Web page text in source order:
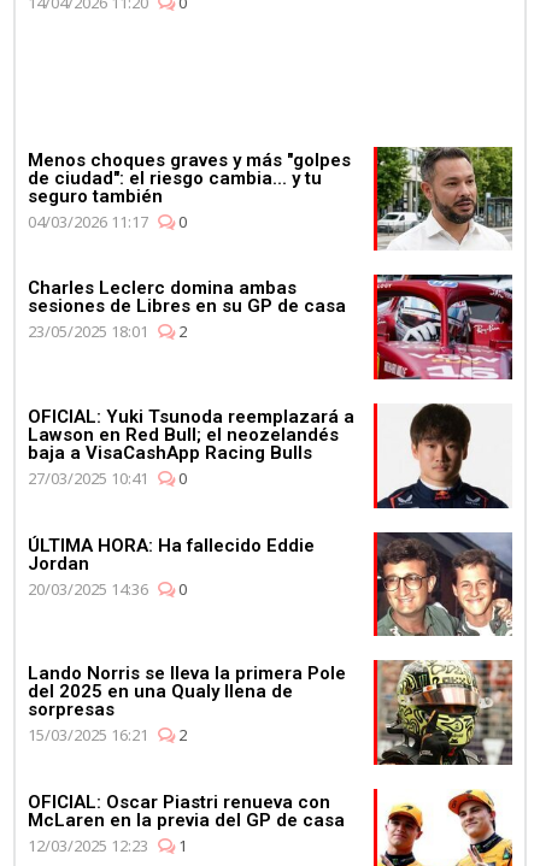
Menos choques graves y más "golpes
de ciudad": el riesgo cambia... y tu
seguro también
04/03/2026 11:17
0
Charles Leclerc domina ambas
sesiones de Libres en su GP de casa
23/05/2025 18:01
2
OFICIAL: Yuki Tsunoda reemplazará a
Lawson en Red Bull; el neozelandés
baja a VisaCashApp Racing Bulls
27/03/2025 10:41
0
ÚLTIMA HORA: Ha fallecido Eddie
Jordan
20/03/2025 14:36
0
Lando Norris se lleva la primera Pole
del 2025 en una Qualy llena de
sorpresas
15/03/2025 16:21
2
OFICIAL: Oscar Piastri renueva con
McLaren en la previa del GP de casa
12/03/2025 12:23
1